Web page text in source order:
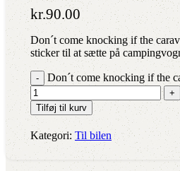
kr.90.00
Don´t come knocking if the
sticker til at sætte på
Don´t come knocking if the
Tilføj til kurv
Kategori: Til bilen